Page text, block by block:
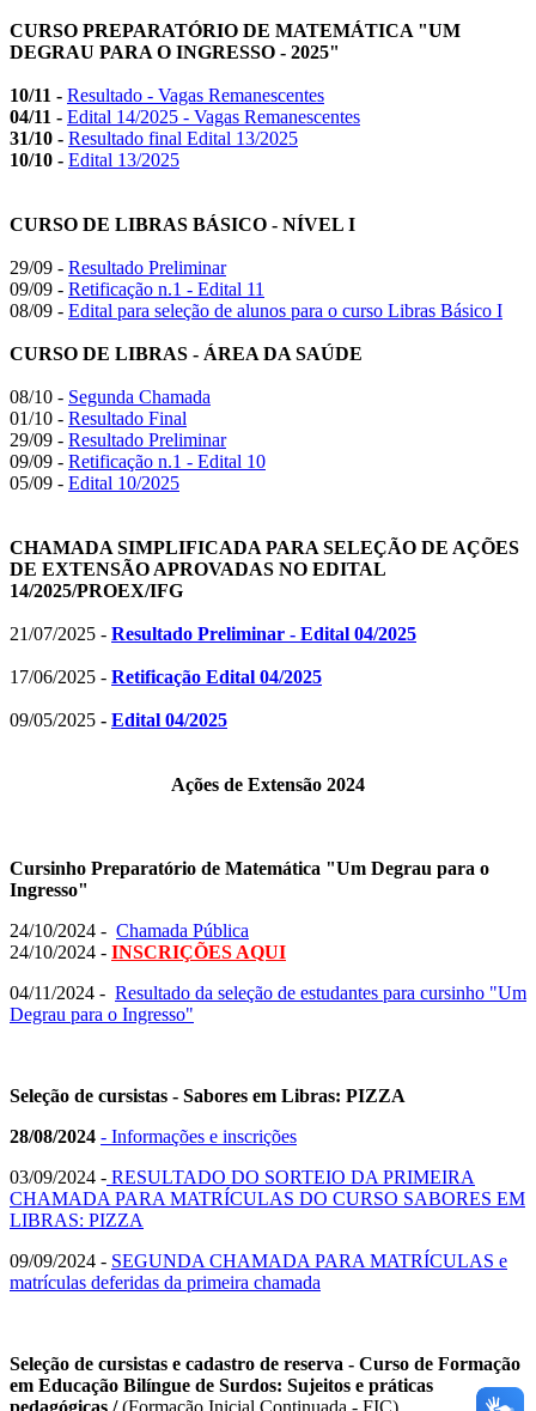
CURSO PREPARATÓRIO DE MATEMÁTICA "UM
DEGRAU PARA O INGRESSO - 2025"
10/11 - Resultado - Vagas Remanescentes
04/11 - Edital 14/2025 - Vagas Remanescentes
31/10 - Resultado final Edital 13/2025
10/10 - Edital 13/2025
CURSO DE LIBRAS BÁSICO - NÍVEL I
29/09 - Resultado Preliminar
09/09 - Retificação n.1 - Edital 11
08/09 - Edital para seleção de alunos para o curso Libras Básico I
CURSO DE LIBRAS - ÁREA DA SAÚDE
08/10 - Segunda Chamada
01/10 - Resultado Final
29/09 - Resultado Preliminar
09/09 - Retificação n.1 - Edital 10
05/09 - Edital 10/2025
CHAMADA SIMPLIFICADA PARA SELEÇÃO DE AÇÕES
DE EXTENSÃO APROVADAS NO EDITAL
14/2025/PROEX/IFG
21/07/2025 - Resultado Preliminar - Edital 04/2025
17/06/2025 - Retificação Edital 04/2025
09/05/2025 - Edital 04/2025
Ações de Extensão 2024
Cursinho Preparatório de Matemática "Um Degrau para o
Ingresso"
24/10/2024 - Chamada Pública
24/10/2024 - INSCRIÇÕES AQUI
04/11/2024 - Resultado da seleção de estudantes para cursinho "Um
Degrau para o Ingresso"
Seleção de cursistas - Sabores em Libras: PIZZA
28/08/2024 - Informações e inscrições
03/09/2024 - RESULTADO DO SORTEIO DA PRIMEIRA
CHAMADA PARA MATRÍCULAS DO CURSO SABORES EM
LIBRAS: PIZZA
09/09/2024 - SEGUNDA CHAMADA PARA MATRÍCULAS e
matrículas deferidas da primeira chamada
Seleção de cursistas e cadastro de reserva - Curso de Formação
em Educação Bilíngue de Surdos: Sujeitos e práticas